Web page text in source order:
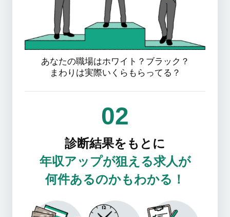
あなたの職場はホワイト？ブラック？
まわりは実際いくらもらってる？
02
診断結果をもとに
年収アップが狙える求人が
何件あるのかもわかる！